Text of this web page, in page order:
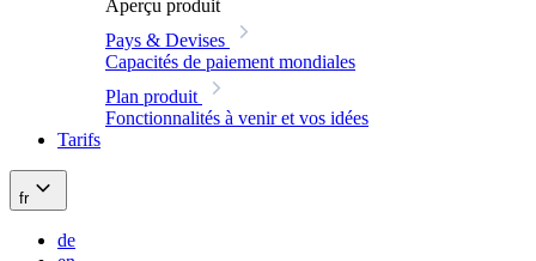
Aperçu produit
Pays & Devises
Capacités de paiement mondiales
Plan produit
Fonctionnalités à venir et vos idées
Tarifs
fr
de